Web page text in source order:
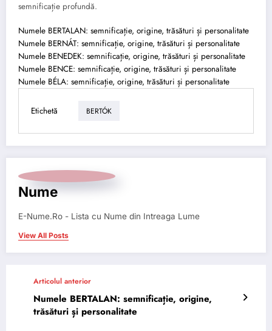
semnificație profundă.
Numele BERTALAN: semnificație, origine, trăsături și personalitate
Numele BERNÁT: semnificație, origine, trăsături și personalitate
Numele BENEDEK: semnificație, origine, trăsături și personalitate
Numele BENCE: semnificație, origine, trăsături și personalitate
Numele BÉLA: semnificație, origine, trăsături și personalitate
Etichetă BERTÓK
Nume
E-Nume.Ro - Lista cu Nume din Intreaga Lume
View All Posts
Articolul anterior
Numele BERTALAN: semnificație, origine,
trăsături și personalitate